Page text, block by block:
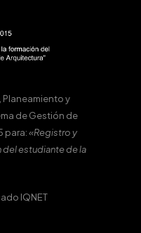
Planeamiento y
de Gestión de
para:«Registro y
estudiante de la
IQNET